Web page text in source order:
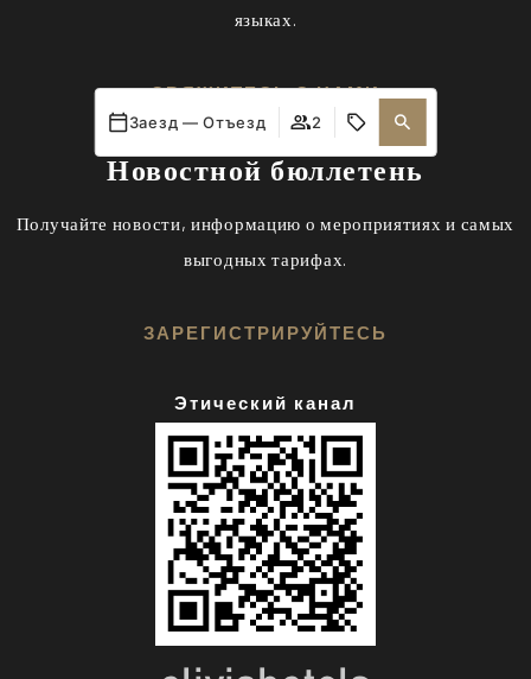
Заезд — Отъезд 2
языках.
СВЯЖИТЕСЬ С НАМИ
Новостной бюллетень
Получайте новости, информацию о мероприятиях и самых
выгодных тарифах.
ЗАРЕГИСТРИРУЙТЕСЬ
Этический канал